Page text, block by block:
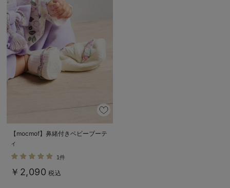
【mocmof】鼻緒付きベビーブーテ
ィ
1件
￥2,090 税込